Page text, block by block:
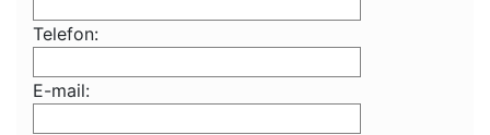
Telefon:
E-mail: